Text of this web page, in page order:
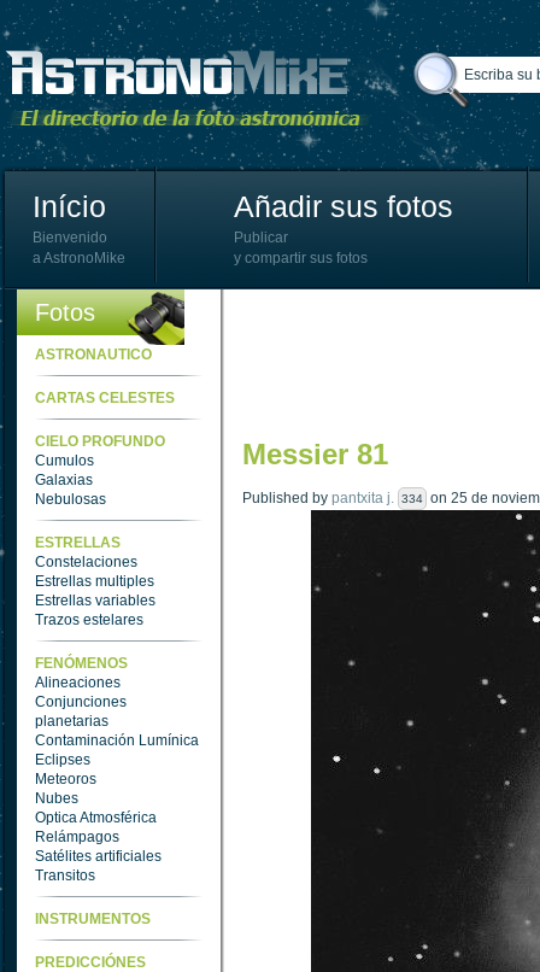
Início
Bienvenido
a AstronoMike
Añadir sus fotos
Publicar
y compartir sus fotos
Fotos
ASTRONAUTICO
CARTAS CELESTES
CIELO PROFUNDO
Cumulos
Galaxias
Nebulosas
ESTRELLAS
Constelaciones
Estrellas multiples
Estrellas variables
Trazos estelares
FENÓMENOS
Alineaciones
Conjunciones
planetarias
Contaminación Lumínica
Eclipses
Meteoros
Nubes
Optica Atmosférica
Relámpagos
Satélites artificiales
Transitos
INSTRUMENTOS
PREDICCIÓNES
Messier 81
Published by pantxita j. 334 on 25 de